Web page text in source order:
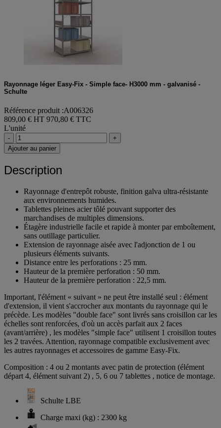
Rayonnage léger Easy-Fix - Simple face- H3000 mm - galvanisé -
Schulte
Référence produit :A006326
809,00 € HT 970,80 € TTC
L'unité
-
+
Ajouter au panier
Description
Rayonnage d'entrepôt robuste, finition galva ultra-résistante
aux environnements humides.
Tablettes pleines acier tôlé pouvant supporter des
marchandises de multiples dimensions.
Étagère industrielle facile et rapide à monter par emboîtement,
sans outillage particulier.
Extension de rayonnage aisée avec l'adjonction de 1 ou
plusieurs éléments suivants.
Distance entre les perforations : 25 mm.
Hauteur de la première perforation : 50 mm.
Hauteur de la première perforation : 22,5 mm.
Important, l'élément « suivant » ne peut être installé seul : élément
d'extension, il vient s'accrocher aux montants du rayonnage qui le
précède. Les modèles "double face" sont livrés sans croisillon car les
échelles sont renforcées, d'où un accès parfait aux 2 faces
(avant/arrière) , les modèles "simple face" utilisent 1 croisillon toutes
les 2 travées. Attention, rayonnage compatible exclusivement avec
les autres rayonnages et accessoires de gamme Easy-Fix.
Composition : 4 ou 2 montants avec patin de protection (élément
départ 4, élément suivant 2) , 5, 6 ou 7 tablettes , notice de montage.
Schulte LBE
Charge maxi (kg) : 2300 kg